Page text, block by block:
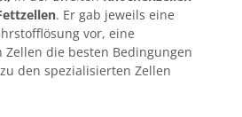
. Er gab jeweils eine
vor, eine
Zellen die besten Bedingungen
den spezialisierten Zellen